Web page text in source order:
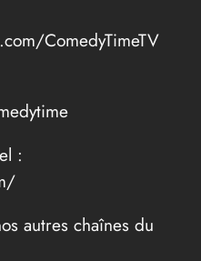
ComedyTimeTV
:
autres chaînes du